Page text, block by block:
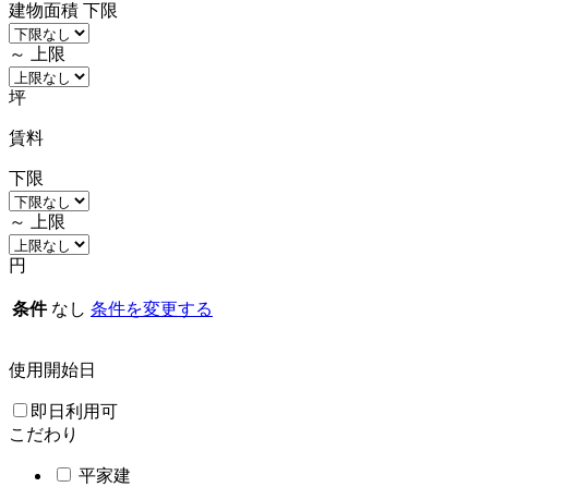
建物面積 下限
～ 上限
坪
賃料
下限
～ 上限
円
条件 なし 条件を変更する
使用開始日
即日利用可
こだわり
平家建